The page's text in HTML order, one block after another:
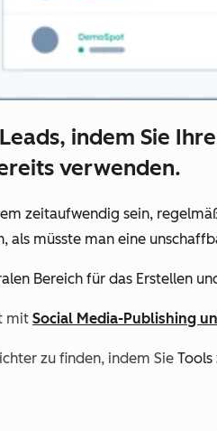
indem Sie
verwenden.
zeitaufwendig sein,
als müsste man eine
Bereich für das Erstellen
mit Social Media-Publishing
zu finden, indem Sie Tools